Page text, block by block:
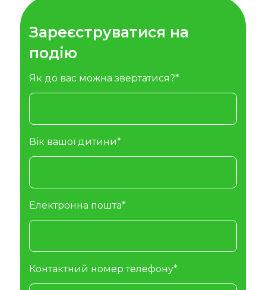
Зареєструватися на
подію
Як до вас можна звертатися?*
Вік вашої дитини*
Електронна пошта*
Контактний номер телефону*